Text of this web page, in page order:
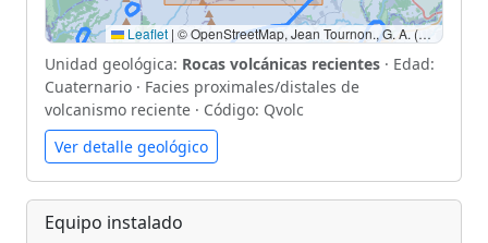
Leaflet | © OpenStreetMap, Jean Tournon., G. A. (1997). Mapa Geológico de Costa Rica, Escala 1: 500 000.
Unidad geológica: Rocas volcánicas recientes · Edad:
Cuaternario · Facies proximales/distales de
volcanismo reciente · Código: Qvolc
Ver detalle geológico
Equipo instalado